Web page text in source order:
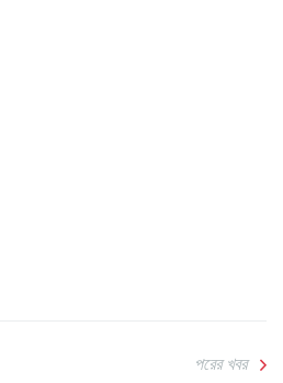
পরের খবর